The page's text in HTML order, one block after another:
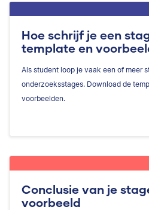
Hoe schrijf je een
template en
Als student loop je vaak een of meer
onderzoeksstages. Download de
voorbeelden.
Conclusie van je
voorbeeld